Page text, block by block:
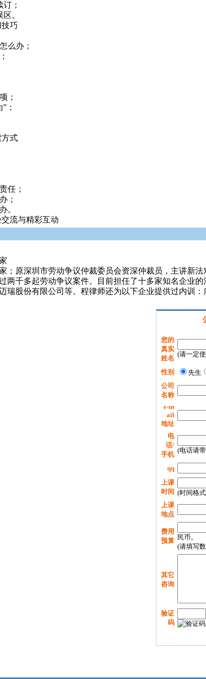
；
。
巧
么办；
；
；
式
任；
；
。
流与精彩互动
；原深圳市劳动争议仲裁委员会资深仲裁员，主讲新
两千多起劳动争议案件。目前担任了十多家知名企业
瑞股份有限公司等。程律师还为以下企业提供过内训
您的
真实
姓名
(请一定
性别 先生
公司
名称
e-m
ail
地址
电
话/
手机
(电话请
qq
上课
时间 (时间格
上课
地点
费用
预算 民币。
(请填写
其它
咨询
验证
码